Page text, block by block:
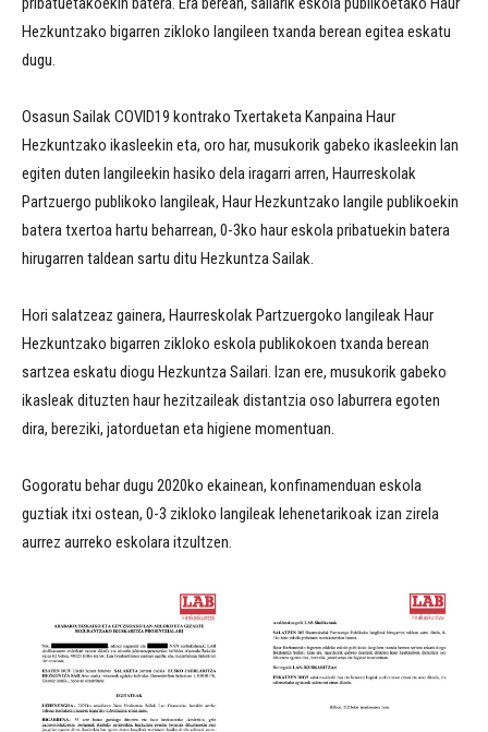
Hezkuntzako bigarren zikloko langileen txanda berean egitea eskatu
dugu.
Osasun Sailak COVID19 kontrako Txertaketa Kanpaina Haur
Hezkuntzako ikasleekin eta, oro har, musukorik gabeko ikasleekin lan
egiten duten langileekin hasiko dela iragarri arren, Haurreskolak
Partzuergo publikoko langileak, Haur Hezkuntzako langile publikoekin
batera txertoa hartu beharrean, 0-3ko haur eskola pribatuekin batera
hirugarren taldean sartu ditu Hezkuntza Sailak.
Hori salatzeaz gainera, Haurreskolak Partzuergoko langileak Haur
Hezkuntzako bigarren zikloko eskola publikokoen txanda berean
sartzea eskatu diogu Hezkuntza Sailari. Izan ere, musukorik gabeko
ikasleak dituzten haur hezitzaileak distantzia oso laburrera egoten
dira, bereziki, jatorduetan eta higiene momentuan.
Gogoratu behar dugu 2020ko ekainean, konfinamenduan eskola
guztiak itxi ostean, 0-3 zikloko langileak lehenetarikoak izan zirela
aurrez aurreko eskolara itzultzen.